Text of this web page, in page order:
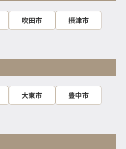
吹田市
摂津市
大東市
豊中市